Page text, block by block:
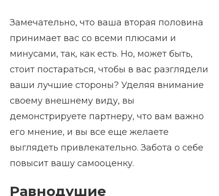
Замечательно, что ваша вторая половина
принимает вас со всеми плюсами и
минусами, так, как есть. Но, может быть,
стоит постараться, чтобы в вас разглядели
ваши лучшие стороны? Уделяя внимание
своему внешнему виду, вы
демонстрируете партнеру, что вам важно
его мнение, и вы все еще желаете
выглядеть привлекательно. Забота о себе
повысит вашу самооценку.
Равнодушие